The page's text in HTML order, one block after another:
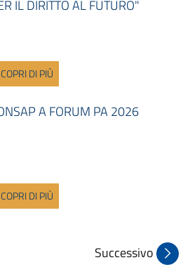
IL DIRITTO AL FUTURO"
DI PIÙ
A FORUM PA 2026
DI PIÙ
Successivo